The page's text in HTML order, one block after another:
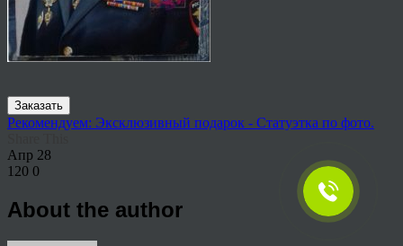
Заказать
Рекомендуем: Эксклюзивный подарок - Статуэтка по фото.
Апр 28
120 0
About the author